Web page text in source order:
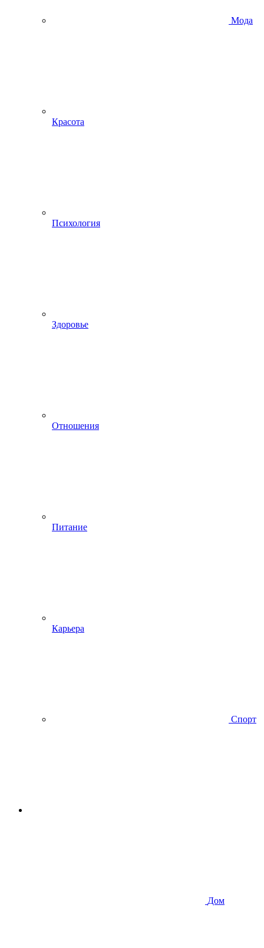
Мода
Красота
Психология
Здоровье
Отношения
Питание
Карьера
Спорт
Дом